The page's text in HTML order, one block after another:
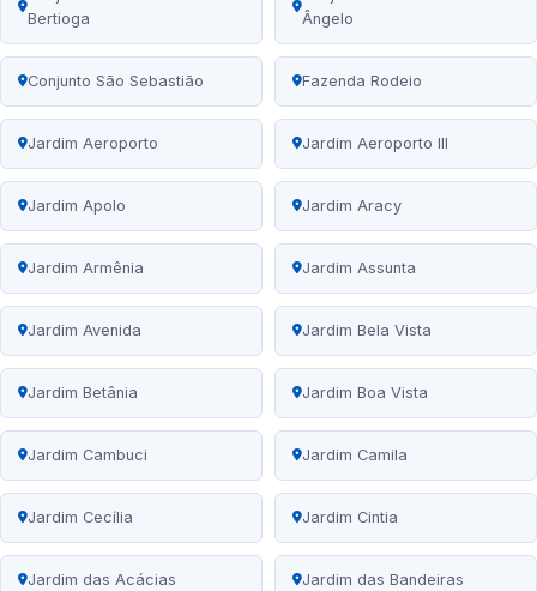
Bertioga
Ângelo
Conjunto São Sebastião Fazenda Rodeio
Jardim Aeroporto Jardim Aeroporto III
Jardim Apolo Jardim Aracy
Jardim Armênia Jardim Assunta
Jardim Avenida Jardim Bela Vista
Jardim Betânia Jardim Boa Vista
Jardim Cambuci Jardim Camila
Jardim Cecília Jardim Cintia
Jardim das Acácias Jardim das Bandeiras